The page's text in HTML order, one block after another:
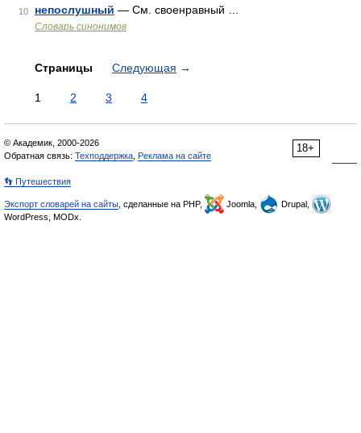
10 непослушный — См. своенравный …
Словарь синонимов
Страницы Следующая →
1 2 3 4
18+
© Академик, 2000-2026
Обратная связь: Техподдержка Реклама на сайте
👣 Путешествия
Экспорт словарей на сайты , сделанные на PHP, Joomla,
Drupal,
WordPress, MODx.